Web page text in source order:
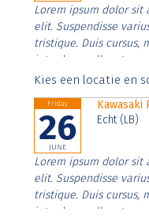
Lorem ipsum dolor sit
elit. Suspendisse
tristique. Duis cursus,
interdum nulla, ut
Aenean faucibus nibh
Kies een locatie en
Friday
26
JUNE
Kawasaki
Echt (LB)
Lorem ipsum dolor sit
elit. Suspendisse
tristique. Duis cursus,
interdum nulla, ut